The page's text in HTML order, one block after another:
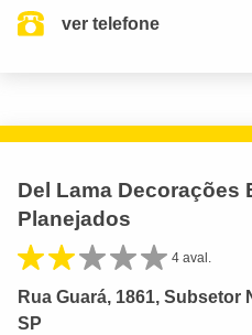
ver telefone
Del Lama Decorações
Planejados
4 aval.
Rua Guará, 1861, Subsetor
SP